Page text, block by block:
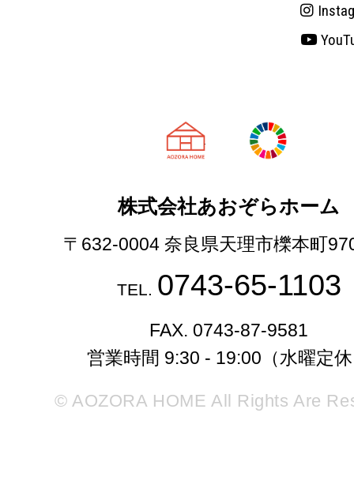
天理市の注文
株式会社あおぞらホーム
〒632-0004 奈良県天理市櫟本町
TEL. 0743-65-1103
FAX. 0743-87-9581
営業時間 9:30 - 19:00（水曜定
© AOZORA HOME All Rights Are